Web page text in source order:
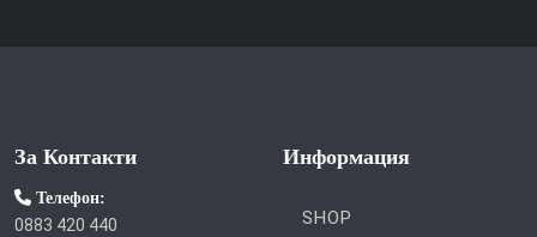
За Контакти
Телефон:
0883 420 440
Информация
SHOP